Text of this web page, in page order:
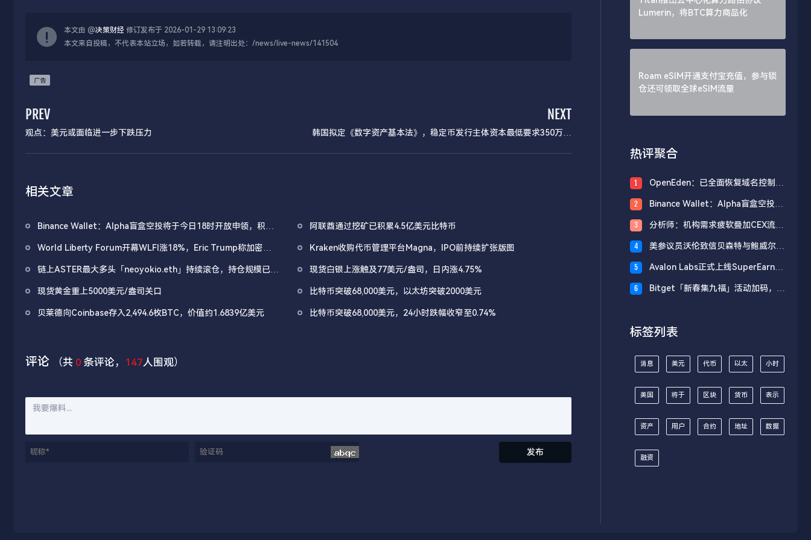
本文由 @决策财经 修订发布于 2026-01-29 13:09:23
本文来自投稿，不代表本站立场，如若转载，请注明出处：/news/live-news/141504
PREV
观点：美元或面临进一步下跌压力
NEXT
韩国拟定《数字资产基本法》，稳定币发行主体资本最低要求350万美
相关文章
Binance Wallet：Alpha盲盒空投将于今日18时开放申领，积分
阿联酋通过挖矿已积累4.5亿美元比特币
World Liberty Forum开幕WLFI涨18%，Eric Trump称加密仍
Kraken收购代币管理平台Magna，IPO前持续扩张版图
链上ASTER最大多头「neoyokio.eth」持续滚仓，持仓规模已达
现货白银上涨触及77美元/盎司，日内涨4.75%
现货黄金重上5000美元/盎司关口 比特币突破68,000美元，以太坊突破2000美元
贝莱德向Coinbase存入2,494.6枚BTC，价值约1.6839亿美元 比特币突破68,000美元，24小时跌幅收窄至0.74%
评论 （共 0 条评论， 147人围观）
发布
Lumerin，将BTC算力商品化
Roam eSIM开通支付宝充值，参与锁
仓还可领取全球eSIM流量
热评聚合
1
OpenEden：已全面恢复域名控制，
2
Binance Wallet：Alpha盲盒空投将
分
3
分析师：机构需求疲软叠加CEX流入
4
美参议员沃伦致信贝森特与鲍威尔，
行业
5
Avalon Labs正式上线SuperEarn理
6
Bitget「新春集九福」活动加码，报
标签列表
消息 美元 代币 以太 小时
美国 将于 区块 货币 表示
资产 用户 合约 地址 数据
融资